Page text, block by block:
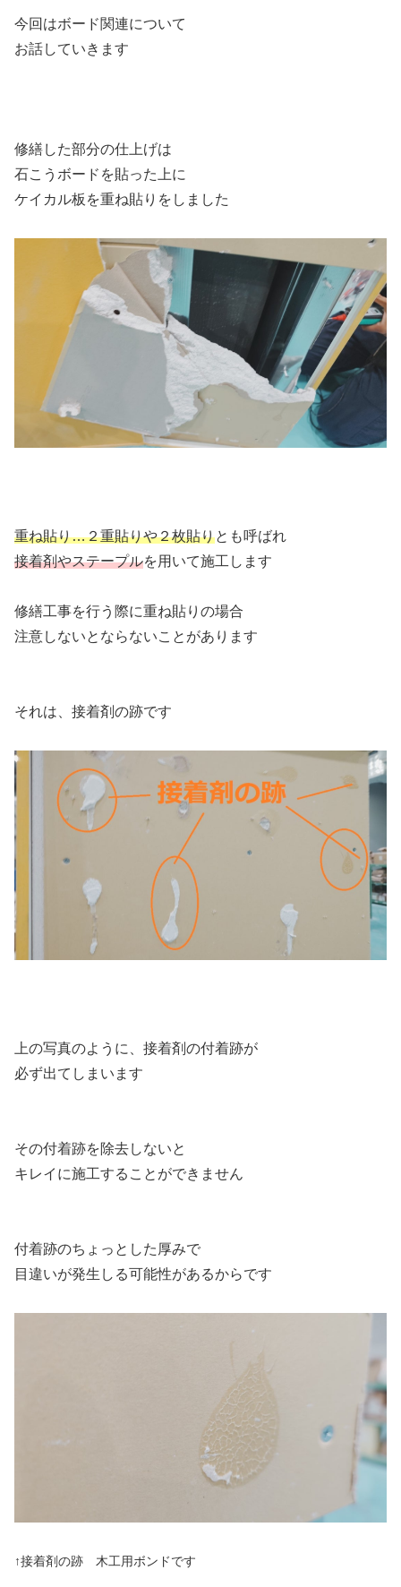
今回はボード関連について
お話していきます
修繕した部分の仕上げは
石こうボードを貼った上に
ケイカル板を重ね貼りをしました
重ね貼り…２重貼りや２枚貼りとも呼ばれ
接着剤やステープルを用いて施工します
修繕工事を行う際に重ね貼りの場合
注意しないとならないことがあります
それは、接着剤の跡です
上の写真のように、接着剤の付着跡が
必ず出てしまいます
その付着跡を除去しないと
キレイに施工することができません
付着跡のちょっとした厚みで
目違いが発生しる可能性があるからです
↑接着剤の跡 木工用ボンドです